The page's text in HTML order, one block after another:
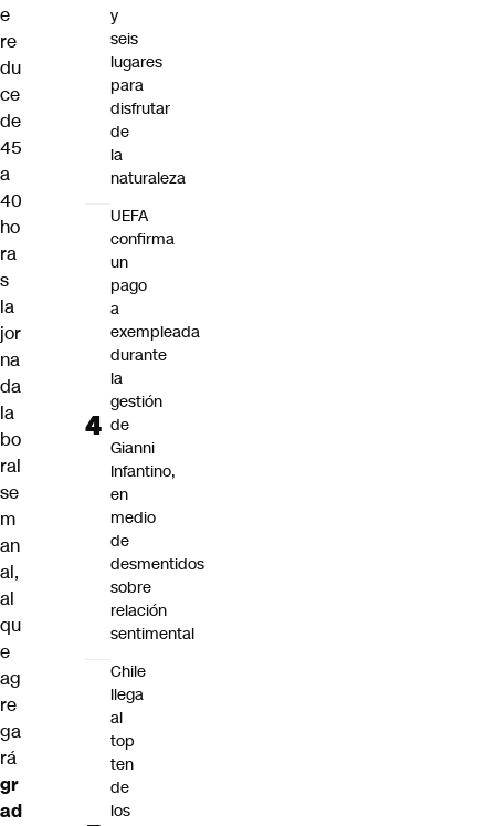
e
re
du
ce
de
45
a
40
ho
ra
s
la
jor
na
da
la
bo
ral
se
m
an
al,
al
qu
e
ag
re
ga
rá
gr
ad
y
seis
lugares
para
disfrutar
de
la
naturaleza
UEFA
confirma
un
pago
a
exempleada
durante
la
gestión
de
Gianni
Infantino,
en
medio
de
desmentidos
sobre
relación
sentimental
Chile
llega
al
top
ten
de
los